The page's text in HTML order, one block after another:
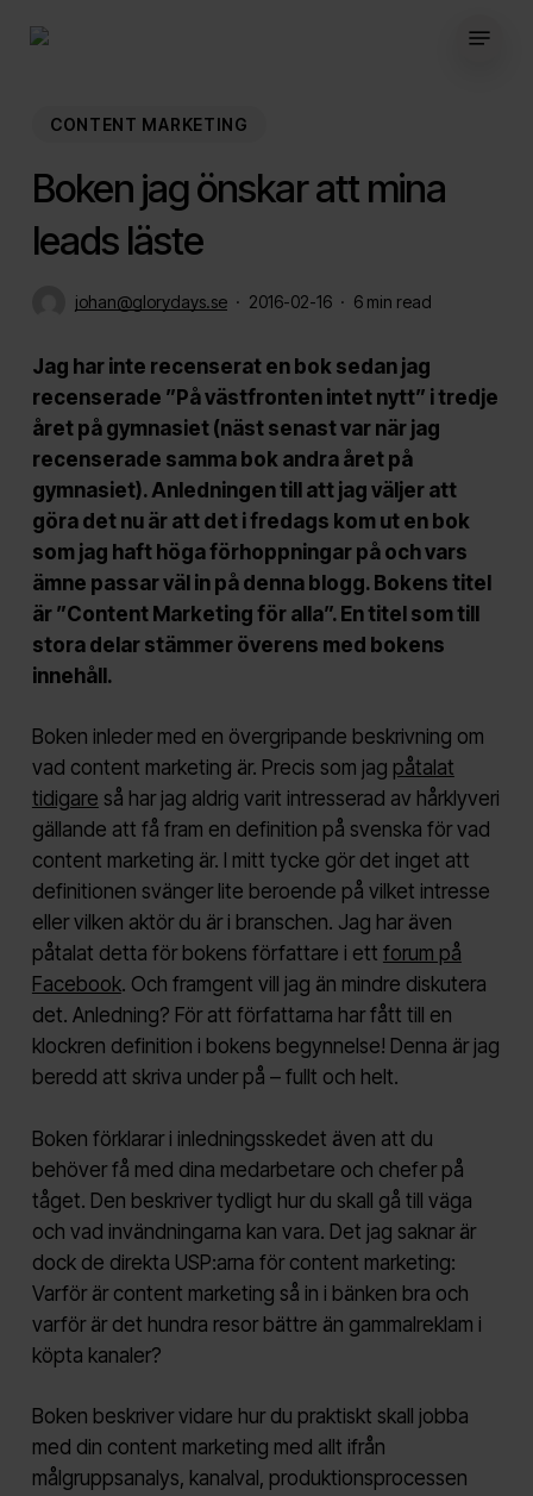
CONTENT MARKETING
Boken jag önskar att mina
leads läste
johan@glorydays.se 2016-02-16 6 min read
Jag har inte recenserat en bok sedan jag
recenserade ”På västfronten intet nytt” i tredje
året på gymnasiet (näst senast var när jag
recenserade samma bok andra året på
gymnasiet). Anledningen till att jag väljer att
göra det nu är att det i fredags kom ut en bok
som jag haft höga förhoppningar på och vars
ämne passar väl in på denna blogg. Bokens titel
är ”Content Marketing för alla”. En titel som till
stora delar stämmer överens med bokens
innehåll.
Boken inleder med en övergripande beskrivning om
vad content marketing är. Precis som jag påtalat
tidigare så har jag aldrig varit intresserad av hårklyveri
gällande att få fram en definition på svenska för vad
content marketing är. I mitt tycke gör det inget att
definitionen svänger lite beroende på vilket intresse
eller vilken aktör du är i branschen. Jag har även
påtalat detta för bokens författare i ett forum på
Facebook. Och framgent vill jag än mindre diskutera
det. Anledning? För att författarna har fått till en
klockren definition i bokens begynnelse! Denna är jag
beredd att skriva under på – fullt och helt.
Boken förklarar i inledningsskedet även att du
behöver få med dina medarbetare och chefer på
tåget. Den beskriver tydligt hur du skall gå till väga
och vad invändningarna kan vara. Det jag saknar är
dock de direkta USP:arna för content marketing:
Varför är content marketing så in i bänken bra och
varför är det hundra resor bättre än gammalreklam i
köpta kanaler?
Boken beskriver vidare hur du praktiskt skall jobba
med din content marketing med allt ifrån
målgruppsanalys, kanalval, produktionsprocessen